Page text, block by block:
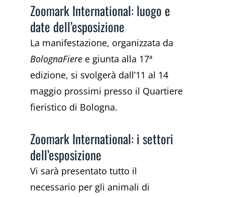
Zoomark International: luogo e
date dell’esposizione
La manifestazione, organizzata da
BolognaFiere e giunta alla 17ª
edizione, si svolgerà dall’11 al 14
maggio prossimi presso il Quartiere
fieristico di Bologna.
Zoomark International: i settori
dell’esposizione
Vi sarà presentato tutto il
necessario per gli animali di